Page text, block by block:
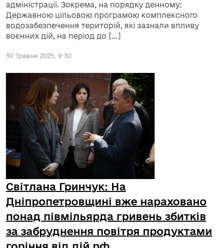
адміністрації. Зокрема, на порядку денному:
Державною цільовою програмою комплексного
водозабезпечення територій, які зазнали впливу
воєнних дій, на період до […]
30 Травня 2025, 9:30
Світлана Гринчук: На
Дніпропетровщині вже нараховано
понад півмільярда гривень збитків
за забруднення повітря продуктами